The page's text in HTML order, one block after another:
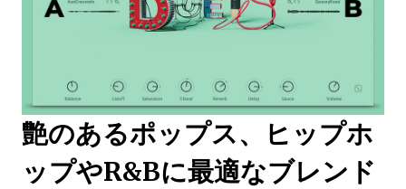
艶のあるポップス、ヒップホ
ップやR&Bに最適なブレンド